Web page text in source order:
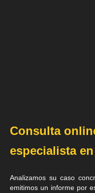
Consulta
especialista
Analizamos su caso
emitimos un informe por